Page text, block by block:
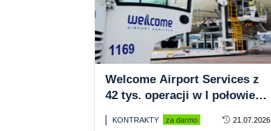
Welcome Airport Services z
42 tys. operacji w I połowie
KONTRAKTY za darmo 21.07.2026